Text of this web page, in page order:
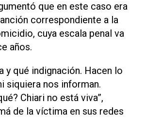
que en este caso era
correspondiente a la
cuya escala penal va
años.
y qué indignación. Hacen lo
siquiera nos informan.
Chiari no está viva”,
de la víctima en sus redes